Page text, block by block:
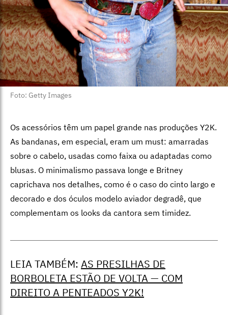
Foto: Getty Images
Os acessórios têm um papel grande nas produções Y2K.
As bandanas, em especial, eram um must: amarradas
sobre o cabelo, usadas como faixa ou adaptadas como
blusas. O minimalismo passava longe e Britney
caprichava nos detalhes, como é o caso do cinto largo e
decorado e dos óculos modelo aviador degradê, que
complementam os looks da cantora sem timidez.
LEIA TAMBÉM: AS PRESILHAS DE
BORBOLETA ESTÃO DE VOLTA — COM
DIREITO A PENTEADOS Y2K!